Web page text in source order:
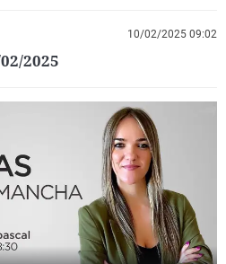
10/02/2025 09:02
2025